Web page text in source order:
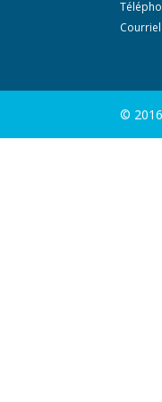
Courriel
©